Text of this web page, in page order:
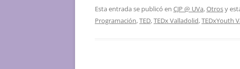
Esta entrada se publicó en CJP @ UVa,Otrosy
Programación,TED,TEDx Valladolid,TEDxYouth